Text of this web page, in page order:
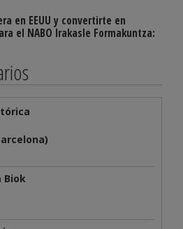
en EEUU y convertirte en
el NABO Irakasle Formakuntza:
Biok